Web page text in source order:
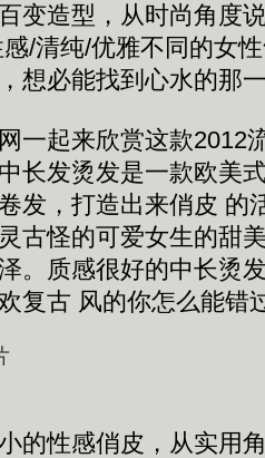
变造型，从时尚角度
/清纯/优雅不同的女
想必能找到心水的那
起来欣赏这款2012
长发烫发是一款欧美
发，打造出来俏皮 的
古怪的可爱女生的甜
。质感很好的中长烫
复古 风的你怎么能错
性感俏皮，从实用